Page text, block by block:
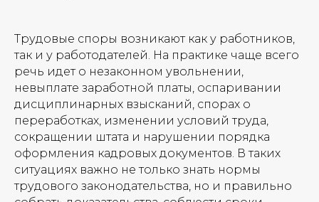
Трудовые споры возникают как у работников,
так и у работодателей. На практике чаще всего
речь идет о незаконном увольнении,
невыплате заработной платы, оспаривании
дисциплинарных взысканий, спорах о
переработках, изменении условий труда,
сокращении штата и нарушении порядка
оформления кадровых документов. В таких
ситуациях важно не только знать нормы
трудового законодательства, но и правильно